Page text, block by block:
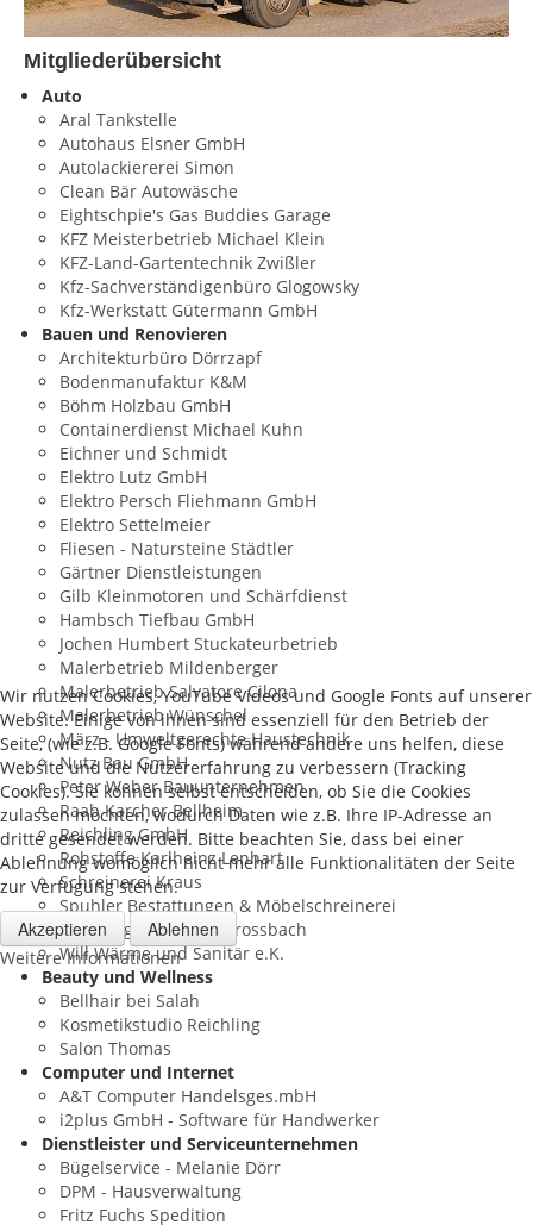
Mitgliederübersicht
Auto
Aral Tankstelle
Autohaus Elsner GmbH
Autolackiererei Simon
Clean Bär Autowäsche
Eightschpie's Gas Buddies Garage
KFZ Meisterbetrieb Michael Klein
KFZ-Land-Gartentechnik Zwißler
Kfz-Sachverständigenbüro Glogowsky
Kfz-Werkstatt Gütermann GmbH
Bauen und Renovieren
Architekturbüro Dörrzapf
Bodenmanufaktur K&M
Böhm Holzbau GmbH
Containerdienst Michael Kuhn
Eichner und Schmidt
Elektro Lutz GmbH
Elektro Persch Fliehmann GmbH
Elektro Settelmeier
Fliesen - Natursteine Städtler
Gärtner Dienstleistungen
Gilb Kleinmotoren und Schärfdienst
Hambsch Tiefbau GmbH
Jochen Humbert Stuckateurbetrieb
Malerbetrieb Mildenberger
Malerbetrieb Salvatore Cilona
Malerbetrieb Wünschel
März - Umweltgerechte Haustechnik
Nutz Bau GmbH
Peter Weber Bauunternehmen
Raab Karcher Bellheim
Reichling GmbH
Rohstoffe Karlheinz Lenhart
Schreinerei Kraus
Spuhler Bestattungen & Möbelschreinerei
Stein Fugen Technik Trossbach
Will Wärme und Sanitär e.K.
Beauty und Wellness
Bellhair bei Salah
Kosmetikstudio Reichling
Salon Thomas
Computer und Internet
A&T Computer Handelsges.mbH
i2plus GmbH - Software für Handwerker
Dienstleister und Serviceunternehmen
Bügelservice - Melanie Dörr
DPM - Hausverwaltung
Fritz Fuchs Spedition
Wir nutzen Cookies, YouTube Videos und Google Fonts auf unserer
Website. Einige von ihnen sind essenziell für den Betrieb der
Seite, (wie z.B. Google Fonts) während andere uns helfen, diese
Website und die Nutzererfahrung zu verbessern (Tracking
Cookies). Sie können selbst entscheiden, ob Sie die Cookies
zulassen möchten, wodurch Daten wie z.B. Ihre IP-Adresse an
dritte gesendet werden. Bitte beachten Sie, dass bei einer
Ablehnung womöglich nicht mehr alle Funktionalitäten der Seite
zur Verfügung stehen.
Akzeptieren Ablehnen
Weitere Informationen